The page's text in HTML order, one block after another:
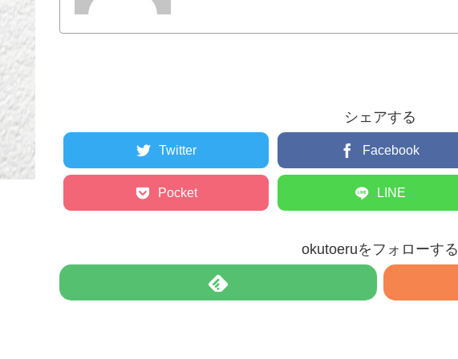
シェアする
Twitter Facebook
Pocket LINE
okutoeruをフォローする